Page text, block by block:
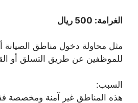
الغرامة: 500 ريال
مثل محاولة دخول مناطق الصيانة
للموظفين عن طريق التسلق أو
السبب:
هذه المناطق غير آمنة ومخصصة